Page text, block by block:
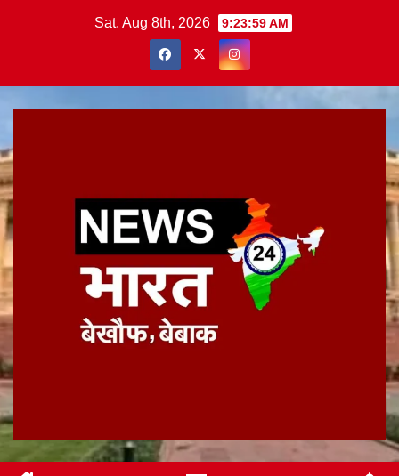
Sat. Aug 8th, 2026 9:24:00 AM